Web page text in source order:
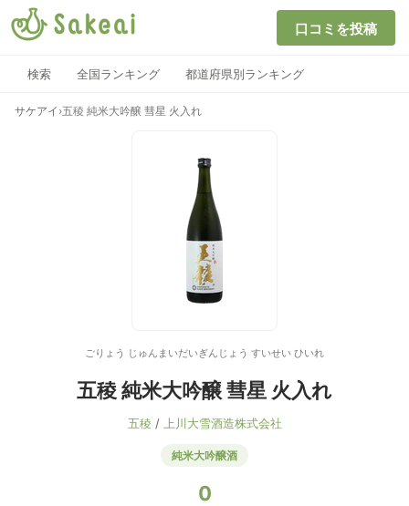
口コミを投稿
検索 全国ランキング 都道府県別ランキング
サケアイ ›五稜 純米大吟醸 彗星 火入れ
ごりょう じゅんまいだいぎんじょう すいせい ひいれ
五稜 純米大吟醸 彗星 火入れ
五稜 / 上川大雪酒造株式会社
純米大吟醸酒
0